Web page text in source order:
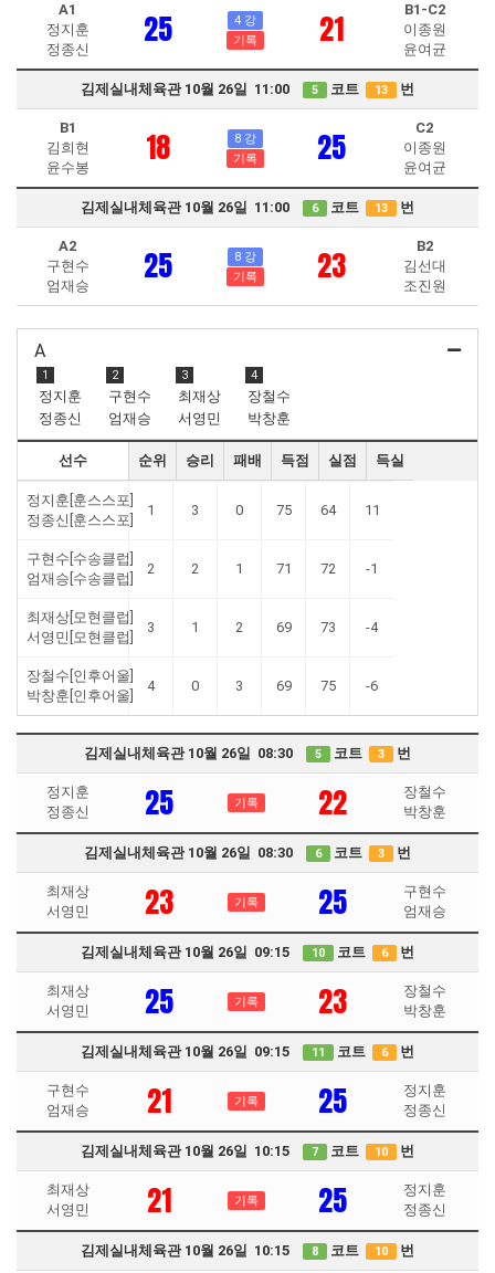
A1
정지훈
정종신
25
4 강
기록
21
B1-C2
이종원
윤여균
김제실내체육관 10월 26일 11:00 5 코트 13 번
B1
김희현
윤수봉
18
8 강
기록
25
C2
이종원
윤여균
김제실내체육관 10월 26일 11:00 6 코트 13 번
A2
구현수
엄재승
25
8 강
기록
23
B2
김선대
조진원
A
1
정지훈
정종신
2
구현수
엄재승
3
최재상
서영민
4
장철수
박창훈
선수 순위 승리 패배 득점 실점 득실
정지훈[훈스스포]
정종신[훈스스포]
1 3 0 75 64 11
구현수[수송클럽]
엄재승[수송클럽]
2 2 1 71 72 -1
최재상[모현클럽]
서영민[모현클럽]
3 1 2 69 73 -4
장철수[인후어울]
박창훈[인후어울]
4 0 3 69 75 -6
김제실내체육관 10월 26일 08:30 5 코트 3 번
정지훈
정종신
25 기록 22
장철수
박창훈
김제실내체육관 10월 26일 08:30 6 코트 3 번
최재상
서영민
23 기록 25
구현수
엄재승
김제실내체육관 10월 26일 09:15 10 코트 6 번
최재상
서영민
25 기록 23
장철수
박창훈
김제실내체육관 10월 26일 09:15 11 코트 6 번
구현수
엄재승
21 기록 25
정지훈
정종신
김제실내체육관 10월 26일 10:15 7 코트 10 번
최재상
서영민
21 기록 25
정지훈
정종신
김제실내체육관 10월 26일 10:15 8 코트 10 번